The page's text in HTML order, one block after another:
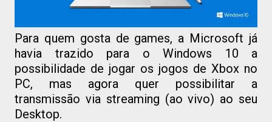
Para quem gosta de games, a Microsoft já
havia trazido para o Windows 10 a
possibilidade de jogar os jogos de Xbox no
PC, mas agora quer possibilitar a
transmissão via streaming (ao vivo) ao seu
Desktop.